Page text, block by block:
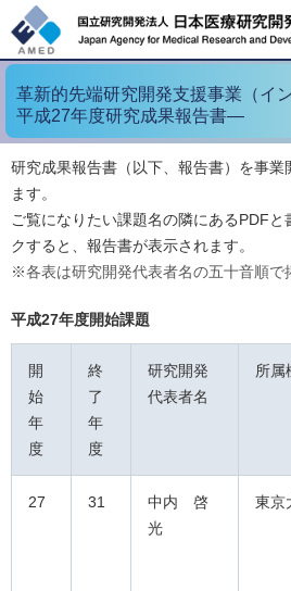
革新的先端研究開発支援事業（イ
平成27年度研究成果報告書―
研究成果報告書（以下、報告書）を事
ます。
ご覧になりたい課題名の隣にあるPDFと
クすると、報告書が表示されます。
※各表は研究開発代表者名の五十音順で
平成27年度開始課題
開
始
年
度
終
了
年
度
研究開発
代表者名
所属
27 31
中内 啓
光
東京